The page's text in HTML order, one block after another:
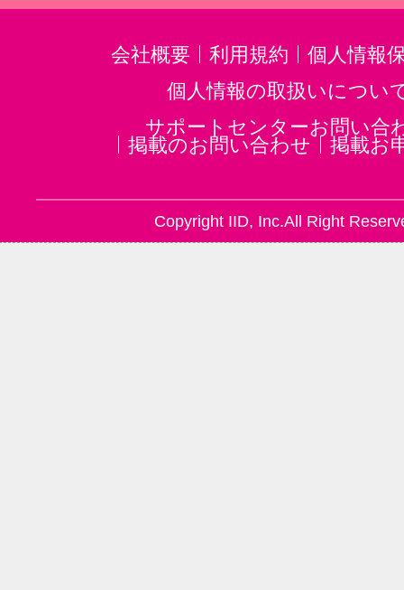
会社概要 利用規約
個人情報
個人情報の取扱いについ
サポートセンターお問い合
掲載のお問い合わせ
掲載お
Copyright IID, Inc.All Right